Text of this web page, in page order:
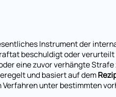
Instrument der
beschuldigt oder
eine zuvor verhängte
und basiert auf dem
Verfahren unter bestimmten